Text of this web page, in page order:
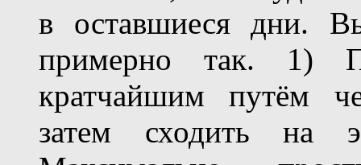
в оставшиеся дни.
примерно так. 1)
кратчайшим путём
затем сходить на